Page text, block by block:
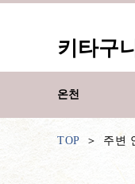
키타구
온천
TOP 주변